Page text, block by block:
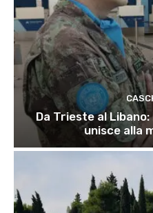
Da Trieste al
unisce alla